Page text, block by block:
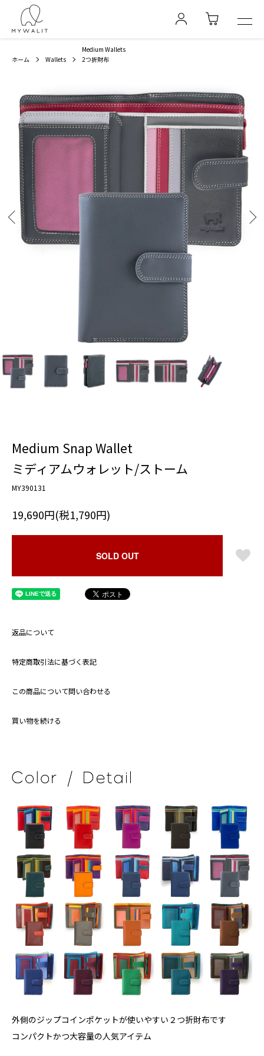
ホーム Wallets
Medium Wallets
2つ折財布
Medium Snap Wallet
ミディアムウォレット/ストーム
MY390131
19,690円(税1,790円)
SOLD OUT
返品について
特定商取引法に基づく表記
この商品について問い合わせる
買い物を続ける
外側のジップコインポケットが使いやすい２つ折財布です
コンパクトかつ大容量の人気アイテム